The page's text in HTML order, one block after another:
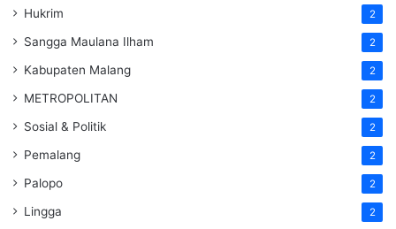
Hukrim 2
Sangga Maulana Ilham 2
Kabupaten Malang 2
METROPOLITAN 2
Sosial & Politik 2
Pemalang 2
Palopo 2
Lingga 2